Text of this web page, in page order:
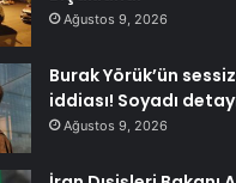
Ağustos 9, 2026
Burak Yörük’ün
iddiası! Soyadı
Ağustos 9, 2026